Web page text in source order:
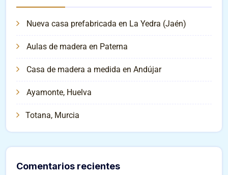
Nueva casa prefabricada en La Yedra (Jaén)
Aulas de madera en Paterna
Casa de madera a medida en Andújar
Ayamonte, Huelva
Totana, Murcia
Comentarios recientes